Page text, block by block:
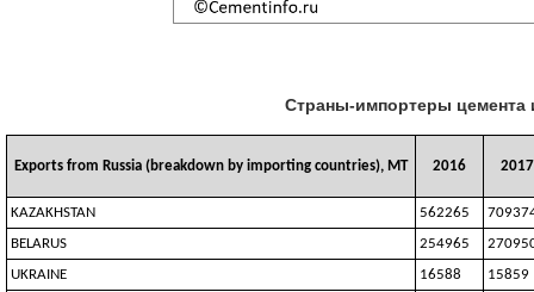
Страны-импортеры цемента
Exports from Russia (breakdown by importing countries), MT 2016 2017
KAZAKHSTAN 562265
BELARUS
254965
UKRAINE
16588
15859